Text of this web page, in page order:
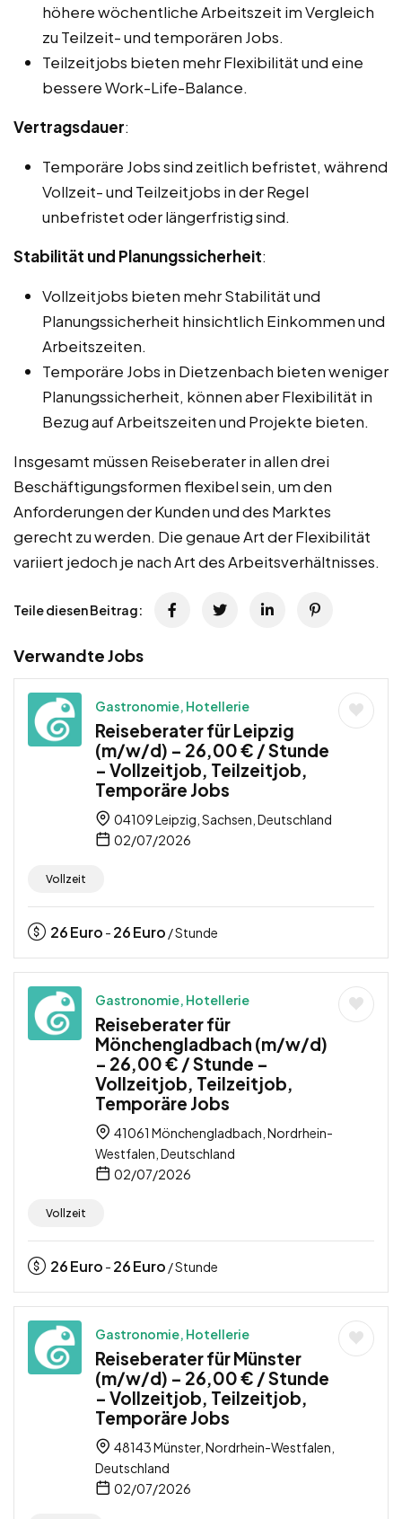
höhere wöchentliche Arbeitszeit im Vergleich
zu Teilzeit- und temporären Jobs.
Teilzeitjobs bieten mehr Flexibilität und eine
bessere Work-Life-Balance.
Vertragsdauer:
Temporäre Jobs sind zeitlich befristet, während
Vollzeit- und Teilzeitjobs in der Regel
unbefristet oder längerfristig sind.
Stabilität und Planungssicherheit:
Vollzeitjobs bieten mehr Stabilität und
Planungssicherheit hinsichtlich Einkommen und
Arbeitszeiten.
Temporäre Jobs in Dietzenbach bieten weniger
Planungssicherheit, können aber Flexibilität in
Bezug auf Arbeitszeiten und Projekte bieten.
Insgesamt müssen Reiseberater in allen drei
Beschäftigungsformen flexibel sein, um den
Anforderungen der Kunden und des Marktes
gerecht zu werden. Die genaue Art der Flexibilität
variiert jedoch je nach Art des Arbeitsverhältnisses.
Teile diesen Beitrag:
Verwandte Jobs
Gastronomie, Hotellerie
Reiseberater für Leipzig
(m/w/d) – 26,00 € / Stunde
– Vollzeitjob, Teilzeitjob,
Temporäre Jobs
04109 Leipzig, Sachsen, Deutschland
02/07/2026
Vollzeit
26Euro - 26Euro / Stunde
Gastronomie, Hotellerie
Reiseberater für
Mönchengladbach (m/w/d)
– 26,00 € / Stunde –
Vollzeitjob, Teilzeitjob,
Temporäre Jobs
41061 Mönchengladbach, Nordrhein-
Westfalen, Deutschland
02/07/2026
Vollzeit
26Euro - 26Euro / Stunde
Gastronomie, Hotellerie
Reiseberater für Münster
(m/w/d) – 26,00 € / Stunde
– Vollzeitjob, Teilzeitjob,
Temporäre Jobs
48143 Münster, Nordrhein-Westfalen,
Deutschland
02/07/2026